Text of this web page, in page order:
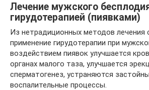
Лечение мужского
гирудотерапией (пиявками)
Из нетрадиционных методов лечения
применение гирудотерапии при
воздействием пиявок улучшается
органах малого таза, улучшается
сперматогенез, устраняются
воспалительные процессы.